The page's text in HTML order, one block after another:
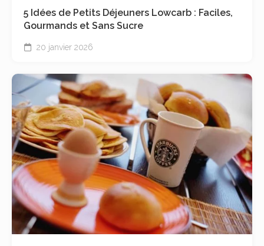
5 Idées de Petits Déjeuners Lowcarb : Faciles,
Gourmands et Sans Sucre
20 janvier 2026